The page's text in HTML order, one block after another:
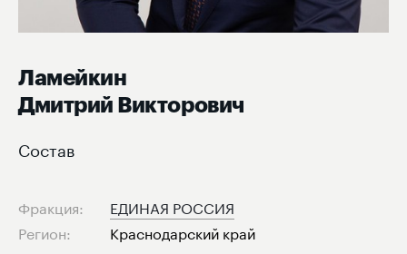
Ламейкин
Дмитрий Викторович
Состав
Фракция:
ЕДИНАЯ РОССИЯ
Регион:
Краснодарский край